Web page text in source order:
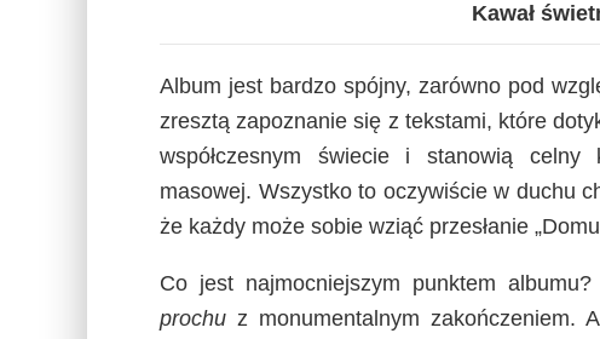
Kawał
Album jest bardzo spójny, zarówno pod
zresztą zapoznanie się z tekstami, które
współczesnym świecie i stanowią celny
masowej. Wszystko to oczywiście w duchu
że każdy może sobie wziąć przesłanie
Co jest najmocniejszym punktem
prochu z monumentalnym